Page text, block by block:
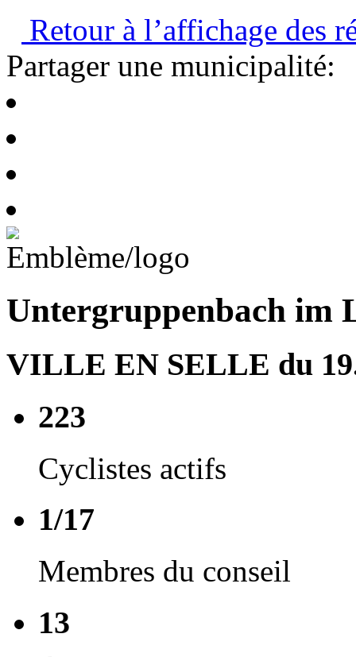
Retour à l’affichage des
Partager une municipalité:
Untergruppenbach im
VILLE EN SELLE du
223
Cyclistes actifs
1/17
Membres du conseil
13